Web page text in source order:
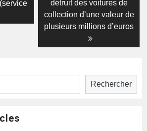
détruit des voitures de
collection d’une valeur de
plusieurs millions d’euros
Rechercher